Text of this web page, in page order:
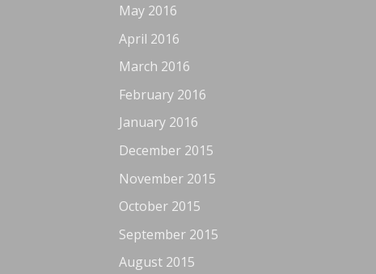
May 2016
April 2016
March 2016
February 2016
January 2016
December 2015
November 2015
October 2015
September 2015
August 2015